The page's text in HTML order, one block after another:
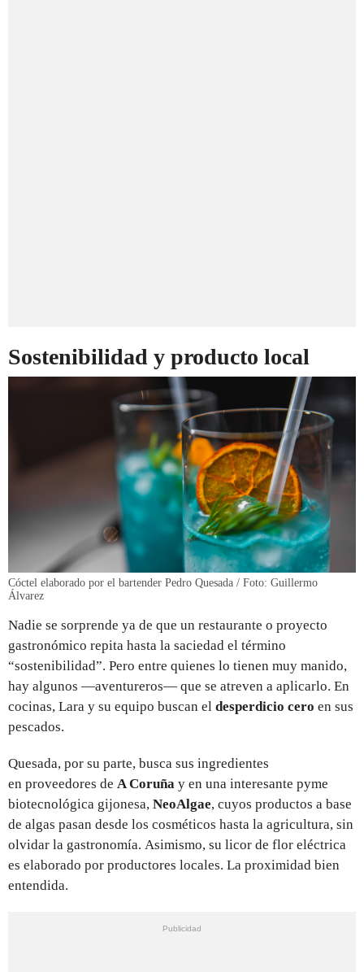
Sostenibilidad y producto local
Cóctel elaborado por el bartender Pedro Quesada / Foto: Guillermo
Álvarez
Nadie se sorprende ya de que un restaurante o proyecto
gastronómico repita hasta la saciedad el término
“sostenibilidad”. Pero entre quienes lo tienen muy manido,
hay algunos —aventureros— que se atreven a aplicarlo. En
cocinas, Lara y su equipo buscan el desperdicio cero en sus
pescados.
Quesada, por su parte, busca sus ingredientes
en proveedores de A Coruña y en una interesante pyme
biotecnológica gijonesa, NeoAlgae, cuyos productos a base
de algas pasan desde los cosméticos hasta la agricultura, sin
olvidar la gastronomía. Asimismo, su licor de flor eléctrica
es elaborado por productores locales. La proximidad bien
entendida.